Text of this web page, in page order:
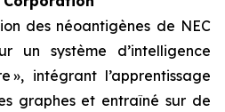
des néoantigènes de NEC
un système d’intelligence
», intégrant l’apprentissage
graphes et entraîné sur de